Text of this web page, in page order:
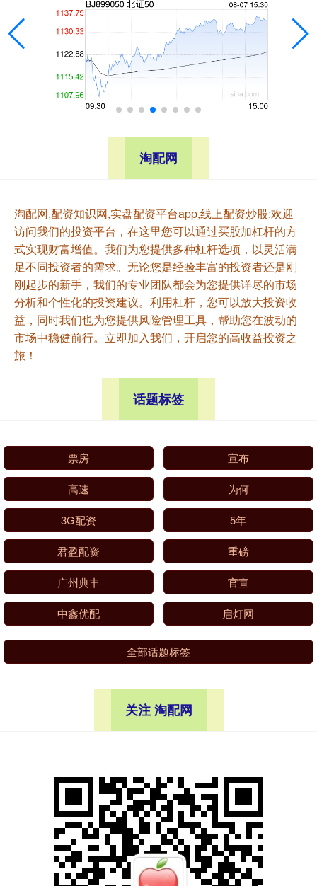
淘配网
淘配网,配资知识网,实盘配资平台app,线上配资炒股:欢迎
访问我们的投资平台，在这里您可以通过买股加杠杆的方
式实现财富增值。我们为您提供多种杠杆选项，以灵活满
足不同投资者的需求。无论您是经验丰富的投资者还是刚
刚起步的新手，我们的专业团队都会为您提供详尽的市场
分析和个性化的投资建议。利用杠杆，您可以放大投资收
益，同时我们也为您提供风险管理工具，帮助您在波动的
市场中稳健前行。立即加入我们，开启您的高收益投资之
旅！
话题标签
票房 宣布
高速 为何
3G配资 5年
君盈配资 重磅
广州典丰 官宣
中鑫优配 启灯网
全部话题标签
关注 淘配网